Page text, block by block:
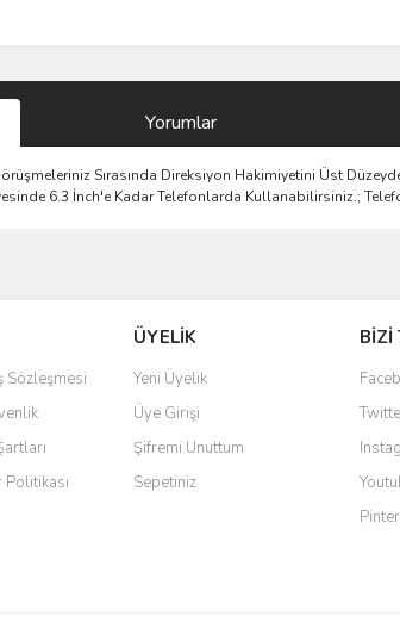
Yorumlar
Sırasında Direksiyon Hakimiyetini Üst
6.3 İnch'e Kadar Telefonlarda Kullanabilirsiniz.;
Sözleşmesi
ÜYELİK
Yeni Üyelik
Üye Girişi
Şifremi Unuttum
Sepetiniz
BİZİ